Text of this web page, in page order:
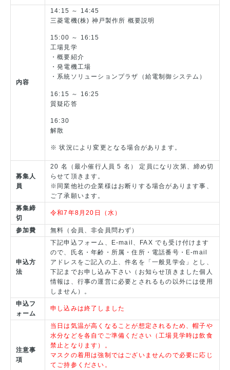
内容
14:15 ～ 14:45
三菱電機(株) 神戸製作所 概要説明
15:00 ～ 16:15
工場見学
・概要紹介
・発電機工場
・系統ソリューションプラザ（給電制御システム）
16:15 ～ 16:25
質疑応答
16:30
解散
※ 状況により変更となる場合があります。
募集人
員
20 名（最小催行人員 5 名） 定員になり次第、締め切
らせて頂きます。
※同業他社の企業様はお断りする場合があります事、
ご了承願います。
募集締
切
令和7年8月20日（水）
参加費 無料（会員、非会員問わず）
申込方
法
下記申込フォーム、E-mail、FAX でも受け付けます
ので、氏名・年齢・所属・住所・電話番号・E-mail
アドレスをご記入の上、件名を「一般見学会」とし、
下記までお申し込み下さい（お知らせ頂きました個人
情報は、行事の運営に必要とされるもの以外には使用
しません）。
申込フ
ォーム
申し込みは終了しました
注意事
項
当日は気温が高くなることが想定されるため、帽子や
水分などを各自でご準備ください（工場見学時は飲食
禁止となります）。
マスクの着用は強制ではございませんので必要に応じ
てご持参ください。